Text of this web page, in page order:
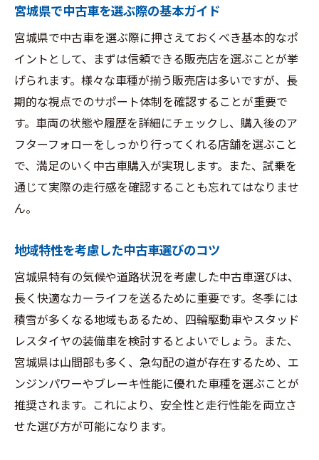
宮城県の市場事情
宮城県の中古車市場の現状分析
中古車購入における宮城県の価格動向と予
測
地域に根付いた人気車種を探る
宮城県の中古車市場での注意点
市場の信頼性を確認するためのステップ
を徹底解説
中古車選びの前に設定すべき条件
宮城県で見つける高品質な中古車の特徴
理想の一台を確実に選ぶための比較方法
中古車の試乗で確認すべきポイント
購入前に知っておくべき車歴とメンテ履歴
中古車の購入計画を立てるためのガイド
中古車購入を成功させるための宮城県ならでは
宮城県で中古車を選ぶ際の基本ガイド
宮城県で中古車を選ぶ際に押さえておくべき基本的なポ
イントとして、まずは信頼できる販売店を選ぶことが挙
げられます。様々な車種が揃う販売店は多いですが、長
期的な視点でのサポート体制を確認することが重要で
す。車両の状態や履歴を詳細にチェックし、購入後のア
フターフォローをしっかり行ってくれる店舗を選ぶこと
で、満足のいく中古車購入が実現します。また、試乗を
通じて実際の走行感を確認することも忘れてはなりませ
ん。
地域特性を考慮した中古車選びのコツ
宮城県特有の気候や道路状況を考慮した中古車選びは、
長く快適なカーライフを送るために重要です。冬季には
積雪が多くなる地域もあるため、四輪駆動車やスタッド
レスタイヤの装備車を検討するとよいでしょう。また、
宮城県は山間部も多く、急勾配の道が存在するため、エ
ンジンパワーやブレーキ性能に優れた車種を選ぶことが
推奨されます。これにより、安全性と走行性能を両立さ
せた選び方が可能になります。